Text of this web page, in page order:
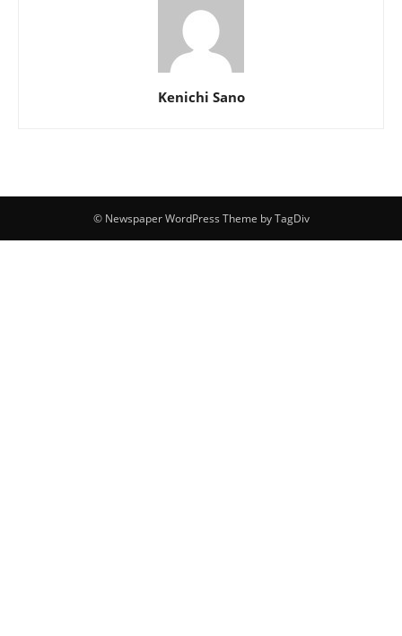
Kenichi Sano
© Newspaper WordPress Theme by TagDiv